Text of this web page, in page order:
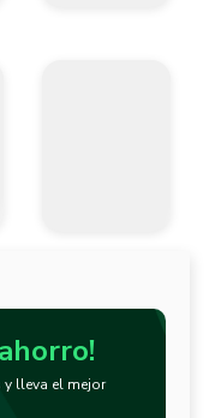
lleva el mejor